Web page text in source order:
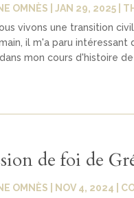
OMNÈS JAN 29, 2025|
vivons une transition
il m'a paru intéressant
mon cours d'histoire
de foi de
OMNÈS NOV 4, 2024